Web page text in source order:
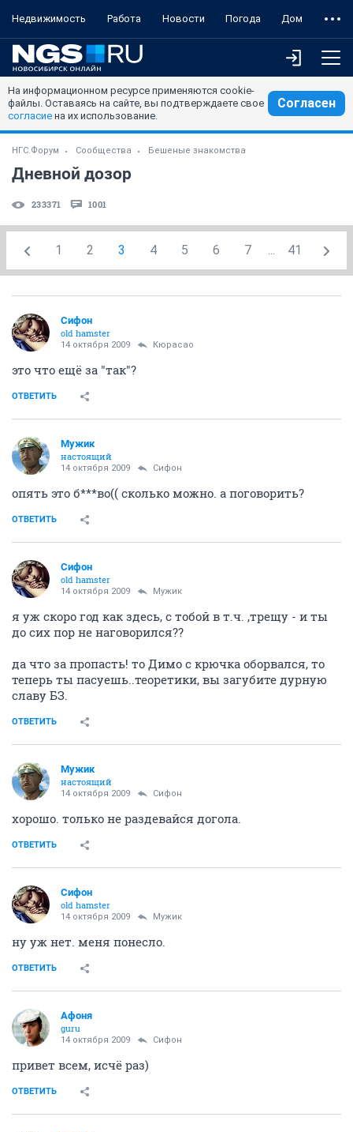
Недвижимость Работа Новости Погода Дом
На информационном ресурсе применяются cookie-
файлы. Оставаясь на сайте, вы подтверждаете свое
согласие на их использование.
Согласен
НГС.Форум Сообщества Бешеные знакомства
Дневной дозор
233371 1001
1 2 3 4 5 6 7 ... 41
Сифон
old hamster
14 октября 2009 Кюрасао
это что ещё за "так"?
ОТВЕТИТЬ
Мужик
настоящий
14 октября 2009 Сифон
опять это б***во(( сколько можно. а поговорить?
ОТВЕТИТЬ
Сифон
old hamster
14 октября 2009 Мужик
я уж скоро год как здесь, с тобой в т.ч. ,трещу - и ты
до сих пор не наговорился??
да что за пропасть! то Димо с крючка оборвался, то
теперь ты пасуешь..теоретики, вы загубите дурную
славу БЗ.
ОТВЕТИТЬ
Мужик
настоящий
14 октября 2009 Сифон
хорошо. только не раздевайся догола.
ОТВЕТИТЬ
Сифон
old hamster
14 октября 2009 Мужик
ну уж нет. меня понесло.
ОТВЕТИТЬ
Aфоня
guru
14 октября 2009 Сифон
привет всем, исчё раз)
ОТВЕТИТЬ